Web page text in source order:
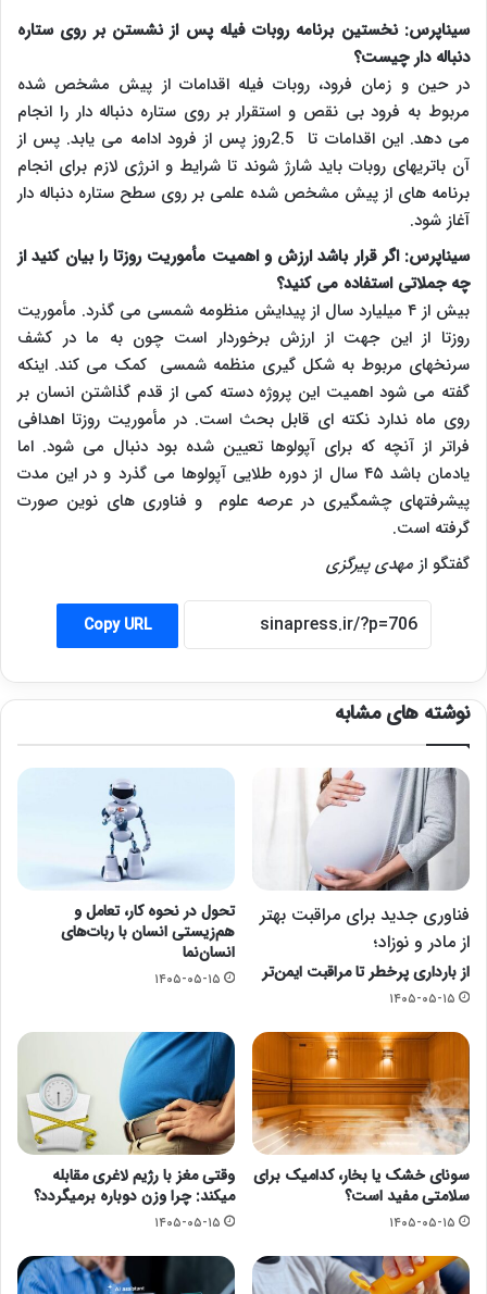
سیناپرس: نخستین برنامه روبات فیله پس از نشستن بر روی ستاره
دنباله دار چیست؟
در حین و زمان فرود، روبات فیله اقدامات از پیش مشخص شده
مربوط به فرود بی نقص و استقرار بر روی ستاره دنباله دار را انجام
می دهد. این اقدامات تا 2.5روز پس از فرود ادامه می یابد. پس از
آن باتریهای روبات باید شارژ شوند تا شرایط و انرژی لازم برای انجام
برنامه های از پیش مشخص شده علمی بر روی سطح ستاره دنباله دار
آغاز شود.
سیناپرس: اگر قرار باشد ارزش و اهمیت مأموریت روزتا را بیان کنید از
چه جملاتی استفاده می کنید؟
بیش از ۴ میلیارد سال از پیدایش منظومه شمسی می گذرد. مأموریت
روزتا از این جهت از ارزش برخوردار است چون به ما در کشف
سرنخهای مربوط به شکل گیری منظمه شمسی کمک می کند. اینکه
گفته می شود اهمیت این پروژه دسته کمی از قدم گذاشتن انسان بر
روی ماه ندارد نکته ای قابل بحث است. در مأموریت روزتا اهدافی
فراتر از آنچه که برای آپولوها تعیین شده بود دنبال می شود. اما
یادمان باشد ۴۵ سال از دوره طلایی آپولوها می گذرد و در این مدت
پیشرفتهای چشمگیری در عرصه علوم و فناوری های نوین صورت
گرفته است.
گفتگو از مهدی پیرگزی
Copy URL
نوشته های مشابه
فناوری جدید برای مراقبت بهتر
از مادر و نوزاد؛
از بارداری پرخطر تا مراقبت ایمن‌تر
۱۴۰۵-۰۵-۱۵
تحول در نحوه کار، تعامل و
هم‌زیستی انسان با ربات‌های
انسان‌نما
۱۴۰۵-۰۵-۱۵
سونای خشک یا بخار، کدامیک برای
سلامتی مفید است؟
۱۴۰۵-۰۵-۱۵
وقتی مغز با رژیم لاغری مقابله
میکند: چرا وزن دوباره برمیگردد؟
۱۴۰۵-۰۵-۱۵